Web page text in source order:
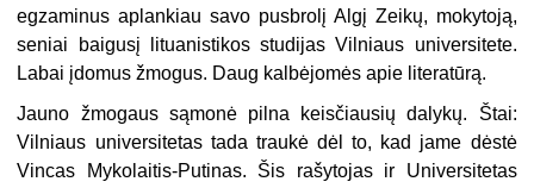
egzaminus aplankiau savo pusbrolį Algį Zeikų, mokytoją,
seniai baigusį lituanistikos studijas Vilniaus universitete.
Labai įdomus žmogus. Daug kalbėjomės apie literatūrą.
Jauno žmogaus sąmonė pilna keisčiausių dalykų. Štai:
Vilniaus universitetas tada traukė dėl to, kad jame dėstė
Vincas Mykolaitis-Putinas. Šis rašytojas ir Universitetas